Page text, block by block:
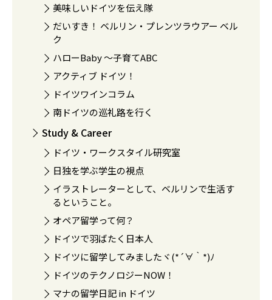
美味しいドイツを伝え隊
だいすき！ ベルリン・プレンツラウアー ベル
ク
ハローBaby 〜子育てABC
アクティブ ドイツ！
ドイツワインコラム
南ドイツの巡礼路を行く
Study & Career
ドイツ・ワークスタイル研究室
日独を学ぶ学生の視点
イラストレーターとして、ベルリンで生活す
るということ。
オペア留学って何？
ドイツで羽ばたく日本人
ドイツに留学してみましたヾ(*´∀｀*)ﾉ
ドイツのテクノロジーNOW！
マナの留学日記 in ドイツ